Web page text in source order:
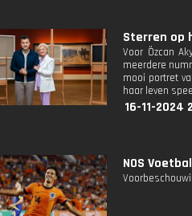
Sterren op
Voor Özcan
meerdere
mooi portret
haar leven
16-11-2024
NOS